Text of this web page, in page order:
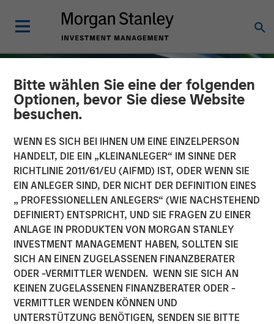
Bitte wählen Sie eine der folgenden
Optionen, bevor Sie diese Website
besuchen.
WENN ES SICH BEI IHNEN UM EINE EINZELPERSON
HANDELT, DIE EIN „KLEINANLEGER“ IM SINNE DER
RICHTLINIE 2011/61/EU (AIFMD) IST, ODER WENN SIE
EIN ANLEGER SIND, DER NICHT DER DEFINITION EINES
„ PROFESSIONELLEN ANLEGERS“ (WIE NACHSTEHEND
DEFINIERT) ENTSPRICHT, UND SIE FRAGEN ZU EINER
ANLAGE IN PRODUKTEN VON MORGAN STANLEY
INVESTMENT MANAGEMENT HABEN, SOLLTEN SIE
SICH AN EINEN ZUGELASSENEN FINANZBERATER
ODER -VERMITTLER WENDEN. WENN SIE SICH AN
KEINEN ZUGELASSENEN FINANZBERATER ODER -
VERMITTLER WENDEN KÖNNEN UND
UNTERSTÜTZUNG BENÖTIGEN, SENDEN SIE BITTE
INSIGHTS
Emerging Markets Equity
Annual Stewardship
Report 2025